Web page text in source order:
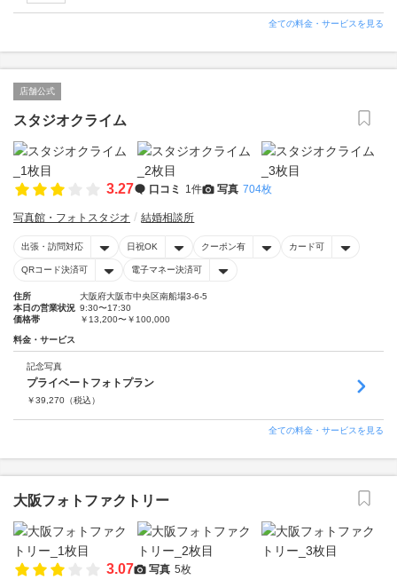
全ての料金・サービスを見る
店舗公式
スタジオクライム
3.27 口コミ 1件 写真 704枚
写真館・フォトスタジオ 結婚相談所
出張・訪問対応 日祝OK クーポン有 カード可
QRコード決済可 電子マネー決済可
住所
大阪府大阪市中央区南船場3-6-5
本日の営業状況 9:30〜17:30
価格帯
￥13,200〜￥100,000
料金・サービス
記念写真
プライベートフォトプラン
￥39,270 （税込）
全ての料金・サービスを見る
大阪フォトファクトリー
3.07 写真 5枚